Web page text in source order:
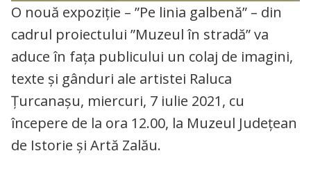
O nouă expoziție – ”Pe linia galbenă” – din
cadrul proiectului ”Muzeul în stradă” va
aduce în fața publicului un colaj de imagini,
texte și gânduri ale artistei Raluca
Țurcanașu, miercuri, 7 iulie 2021, cu
începere de la ora 12.00, la Muzeul Județean
de Istorie și Artă Zalău.